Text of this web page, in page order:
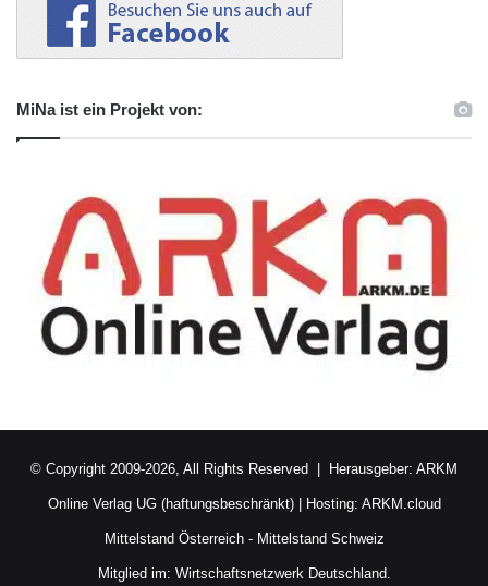
MiNa ist ein Projekt von:
© Copyright 2009-2026, All Rights Reserved | Herausgeber: ARKM
Online Verlag UG (haftungsbeschränkt)| Hosting: ARKM.cloud
Mittelstand Österreich- Mittelstand Schweiz
Mitglied im: Wirtschaftsnetzwerk Deutschland.